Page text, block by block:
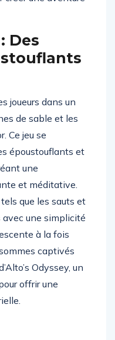
une aventure
Des
joueurs dans un
de sable et les
Ce jeu se
époustouflants et
une
et méditative.
que les sauts et
une simplicité
à la fois
captivés
Odyssey, un
offrir une